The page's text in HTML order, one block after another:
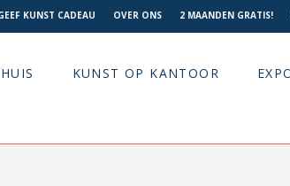
KUNST CADEAU OVER ONS 2 MAANDEN GRATIS!
KUNST OP KANTOOR